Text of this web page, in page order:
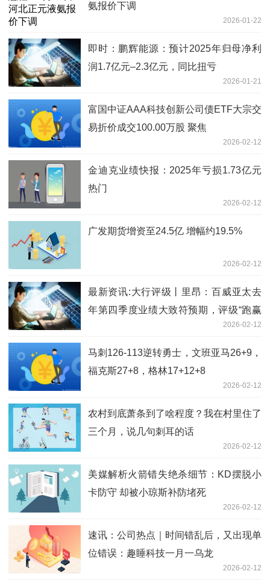
氨报价下调
2026-01-22
即时：鹏辉能源：预计2025年归母净利
润1.7亿元–2.3亿元，同比扭亏
2026-01-21
富国中证AAA科技创新公司债ETF大宗交
易折价成交100.00万股 聚焦
2026-02-12
金迪克业绩快报：2025年亏损1.73亿元
热门
2026-02-12
广发期货增资至24.5亿 增幅约19.5%
2026-02-12
最新资讯:大行评级丨里昂：百威亚太去
年第四季度业绩大致符预期，评级“跑赢
2026-02-12
马刺126-113逆转勇士，文班亚马26+9，
福克斯27+8，格林17+12+8
2026-02-12
农村到底萧条到了啥程度？我在村里住了
三个月，说几句刺耳的话
2026-02-12
美媒解析火箭错失绝杀细节：KD摆脱小
卡防守 却被小琼斯补防堵死
2026-02-12
速讯：公司热点｜时间错乱后，又出现单
位错误：趣睡科技一月一乌龙
2026-02-12